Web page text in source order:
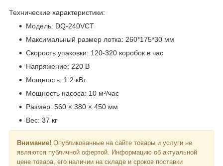
Технические характеристики:
Модель: DQ-240VCT
Максимальный размер лотка: 260*175*30 мм
Скорость упаковки: 120-320 коробок в час
Напряжение: 220 В
Мощность: 1.2 кВт
Мощность насоса: 10 м³/час
Размер: 560 × 380 × 450 мм
Вес: 37 кг
Внимание! Опубликованные на сайте товары и услуги не
являются публичной офертой. Информацию об актуальной
цене товара, его наличии на складе и сроков поставки